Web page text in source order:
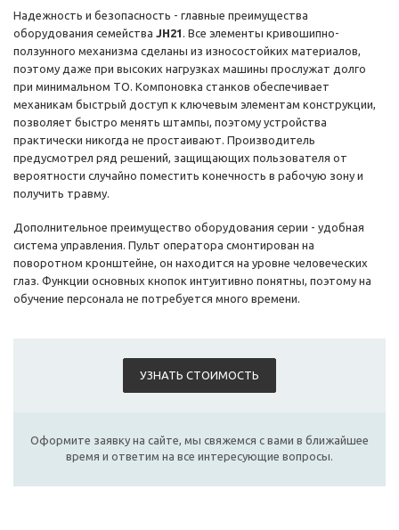
Надежность и безопасность - главные преимущества
оборудования семейства JH21 . Все элементы кривошипно-
ползунного механизма сделаны из износостойких материалов,
поэтому даже при высоких нагрузках машины прослужат долго
при минимальном ТО. Компоновка станков обеспечивает
механикам быстрый доступ к ключевым элементам конструкции,
позволяет быстро менять штампы, поэтому устройства
практически никогда не простаивают. Производитель
предусмотрел ряд решений, защищающих пользователя от
вероятности случайно поместить конечность в рабочую зону и
получить травму.
Дополнительное преимущество оборудования серии - удобная
система управления. Пульт оператора смонтирован на
поворотном кронштейне, он находится на уровне человеческих
глаз. Функции основных кнопок интуитивно понятны, поэтому на
обучение персонала не потребуется много времени.
УЗНАТЬ СТОИМОСТЬ
Оформите заявку на сайте, мы свяжемся с вами в ближайшее
время и ответим на все интересующие вопросы.